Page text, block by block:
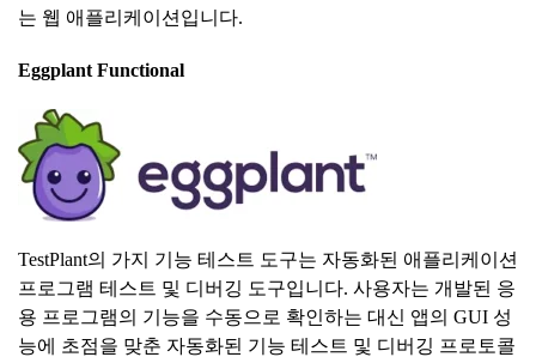
는 웹 애플리케이션입니다.
Eggplant Functional
TestPlant의 가지 기능 테스트 도구는 자동화된 애플리케이션
프로그램 테스트 및 디버깅 도구입니다. 사용자는 개발된 응
용 프로그램의 기능을 수동으로 확인하는 대신 앱의 GUI 성
능에 초점을 맞춘 자동화된 기능 테스트 및 디버깅 프로토콜